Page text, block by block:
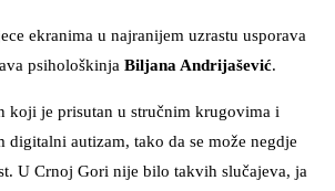
ekranima u najranijem uzrastu usporava
psihološkinja Biljana Andrijašević.
koji je prisutan u stručnim krugovima i
digitalni autizam, tako da se može negdje
U Crnoj Gori nije bilo takvih slučajeva, ja